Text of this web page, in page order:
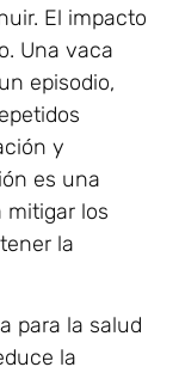
El impacto
Una vaca
episodio,
y
es una
mitigar los
la
para la salud
la